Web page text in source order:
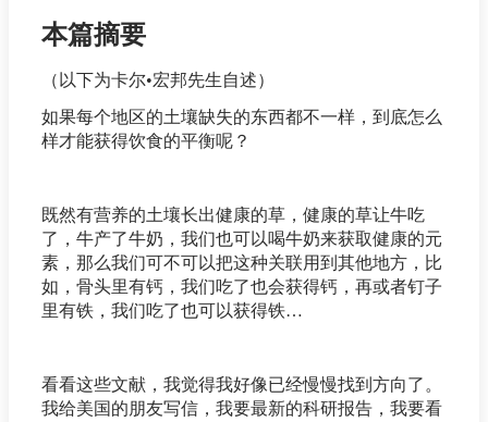
本篇摘要
（以下为卡尔•宏邦先生自述）
如果每个地区的土壤缺失的东西都不一样，到底怎么
样才能获得饮食的平衡呢？
既然有营养的土壤长出健康的草，健康的草让牛吃
了，牛产了牛奶，我们也可以喝牛奶来获取健康的元
素，那么我们可不可以把这种关联用到其他地方，比
如，骨头里有钙，我们吃了也会获得钙，再或者钉子
里有铁，我们吃了也可以获得铁…
看看这些文献，我觉得我好像已经慢慢找到方向了。
我给美国的朋友写信，我要最新的科研报告，我要看